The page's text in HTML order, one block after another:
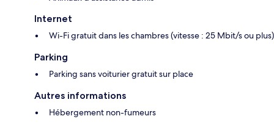
Internet
Wi-Fi gratuit dans les chambres (vitesse : 25 Mbit/s ou plus)
Parking
Parking sans voiturier gratuit sur place
Autres informations
Hébergement non-fumeurs